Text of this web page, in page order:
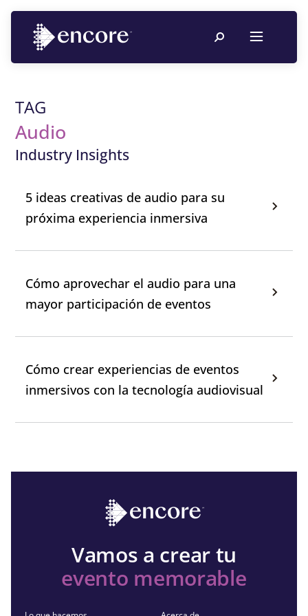
TAG
Audio
Industry Insights
5 ideas creativas de audio para su
próxima experiencia inmersiva
Cómo aprovechar el audio para una
mayor participación de eventos
Cómo crear experiencias de eventos
inmersivos con la tecnología audiovisual
Vamos a crear tu
evento memorable